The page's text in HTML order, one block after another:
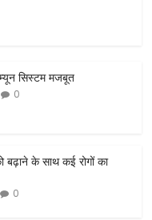
सिस्टम मजबूत
0
बढ़ाने के साथ कई रोगों का
0